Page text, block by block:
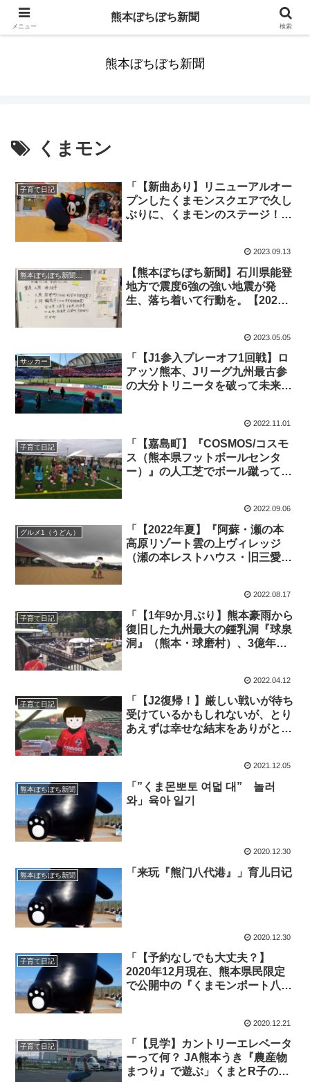
みんなまだ気づかずすごしていたんだわ。ずっといっしょに歩いてゆけるっ
熊本ぼちぼち新聞
くまモン
子育て日記
「【新曲あり】リニューアルオー
プンしたくまモンスクエアで久し
ぶりに、くまモンのステージ！
2023.09.13
【熊本ぼちぼち新聞】石川県能登
地方で震度6強の強い地震が発
生、落ち着いて行動を。【2023
2023.05.05
サッカー
「【J1参入プレーオフ1回戦】ロ
アッソ熊本、Jリーグ九州最古参
の大分トリニータを破って未来を
2022.11.01
子育て日記
「【嘉島町】『COSMOS/コスモ
ス（熊本県フットボールセンタ
ー）』の人工芝でボール蹴ってき
笑）」くまとR子の子育て日記
（605日目）
2022.09.06
グルメ1（うどん）
「【2022年夏】『阿蘇・瀬の本
高原リゾート雲の上ヴィレッジ
（瀬の本レストハウス・旧三愛レ
び！？」くまとR子の子育て日記
（600日目）
2022.08.17
子育て日記
「【1年9か月ぶり】熊本豪雨から
復旧した九州最大の鍾乳洞『球泉
洞』（熊本・球磨村）、3億年の
2022.04.12
子育て日記
「【J2復帰！】厳しい戦いが待ち
受けているかもしれないが、とり
あえずは幸せな結末をありがと
2021.12.05
熊本ぼちぼち新聞
「”くま몬뽀토 여덟 대” 놀러
와」육아 일기
2020.12.30
熊本ぼちぼち新聞 「来玩『熊门八代港』」育儿日记
2020.12.30
子育て日記
「【予約なしでも大丈夫？】
2020年12月現在、熊本県民限定
で公開中の『くまモンポート八
2020.12.21
子育て日記
「【見学】カントリーエレベータ
ーって何？ JA熊本うき『農産物
まつり』で遊ぶ」くまとR子の子
メニュー
熊本ぼちぼち新聞
検索